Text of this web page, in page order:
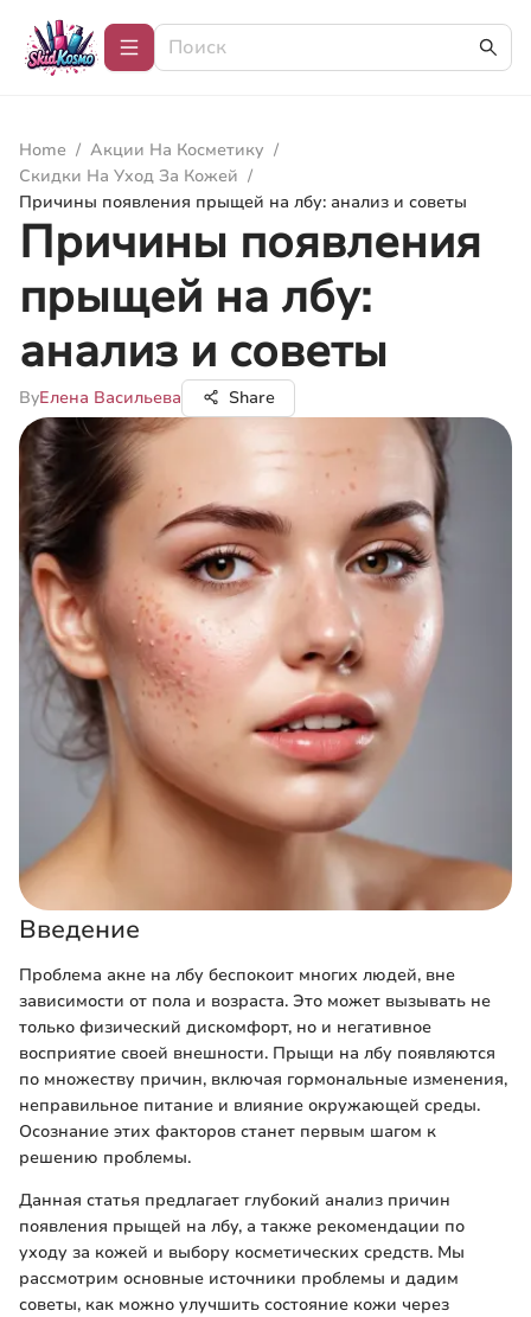
Home / Акции На Косметику /
Скидки На Уход За Кожей /
Причины появления прыщей на лбу: анализ и советы
Причины появления
прыщей на лбу:
анализ и советы
ByЕлена Васильева Share
Введение
Проблема акне на лбу беспокоит многих людей, вне
зависимости от пола и возраста. Это может вызывать не
только физический дискомфорт, но и негативное
восприятие своей внешности. Прыщи на лбу появляются
по множеству причин, включая гормональные изменения,
неправильное питание и влияние окружающей среды.
Осознание этих факторов станет первым шагом к
решению проблемы.
Данная статья предлагает глубокий анализ причин
появления прыщей на лбу, а также рекомендации по
уходу за кожей и выбору косметических средств. Мы
рассмотрим основные источники проблемы и дадим
советы, как можно улучшить состояние кожи через